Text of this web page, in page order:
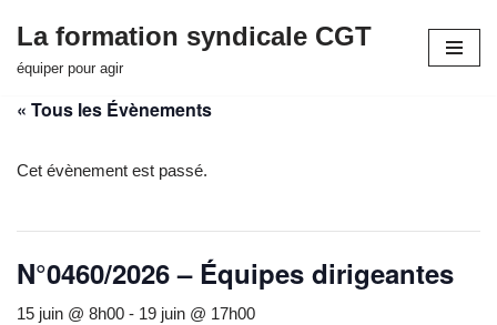
Aller
contenu
La formation syndicale CGT
équiper pour agir
« Tous les Évènements
Cet évènement est passé.
N°0460/2026 – Équipes dirigeantes
15 juin @ 8h00 - 19 juin @ 17h00